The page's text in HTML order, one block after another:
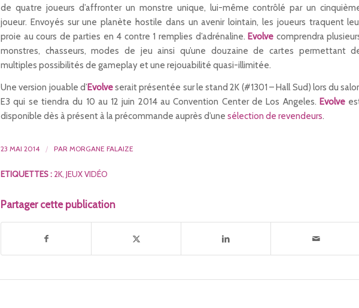
de quatre joueurs d’affronter un monstre unique, lui-même contrôlé par un
joueur. Envoyés sur une planète hostile dans un avenir lointain, les joueurs traquent
proie au cours de parties en 4 contre 1 remplies d’adrénaline. Evolve comprendra
monstres, chasseurs, modes de jeu ainsi qu’une douzaine de cartes permettant
multiples possibilités de gameplay et une rejouabilité quasi-illimitée.
Une version jouable d’Evolveserait présentée sur le stand 2K (#1301 – Hall Sud) lors du
E3 qui se tiendra du 10 au 12 juin 2014 au Convention Center de Los Angeles. Evolve
disponible dès à présent à la précommande auprès d’une sélection de revendeurs.
23 MAI 2014 / PAR MORGANE FALAIZE
ETIQUETTES : 2K, JEUX VIDÉO
Partager cette publication